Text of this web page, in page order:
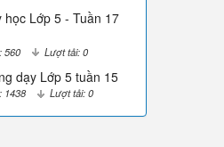
học Lớp 5 - Tuần 17
560 Lượt tải: 0
dạy Lớp 5 tuần 15
1438 Lượt tải: 0